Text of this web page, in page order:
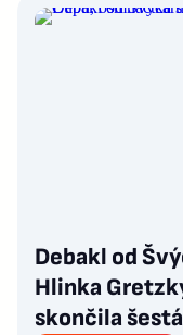
Debakl od
Hlinka
skončila šestá